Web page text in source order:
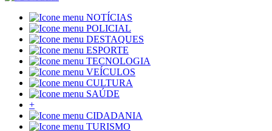
NOTÍCIAS
POLICIAL
DESTAQUES
ESPORTE
TECNOLOGIA
VEÍCULOS
CULTURA
SAÚDE
+
CIDADANIA
TURISMO